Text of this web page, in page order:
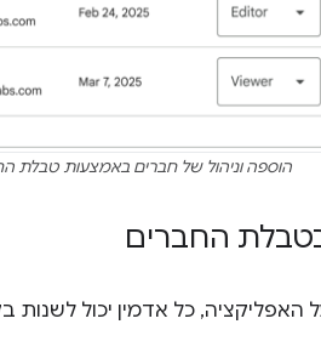
הוספה וניהול של חברים באמצעות טבלת
החברים
כל אדמין יכול